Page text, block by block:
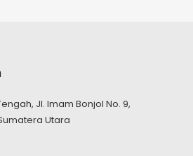
Jl. Imam Bonjol No. 9,
Utara